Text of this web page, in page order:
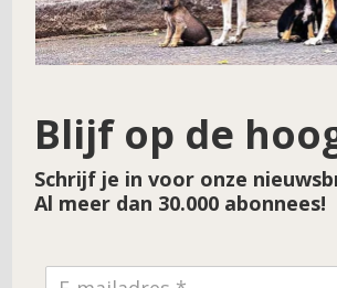
Naam*
E-mail*
Blijf op de
Schrijf je in voor onze
Al meer dan 30.000 abonnees!